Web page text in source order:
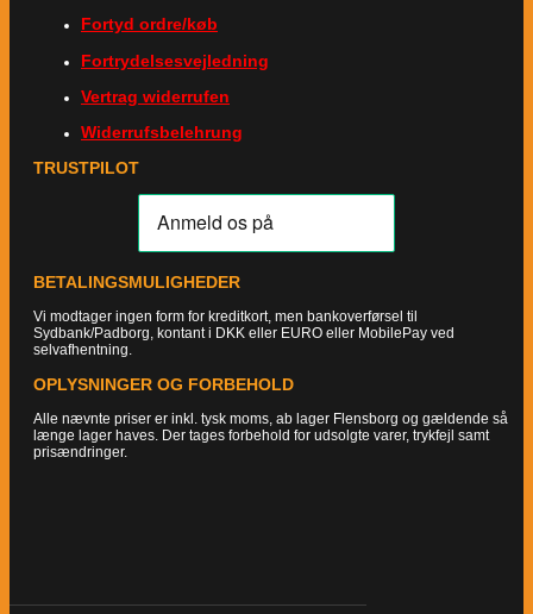
Fortyd ordre/køb
Fortrydelsesvejledning
Vertrag widerrufen
Widerrufsbelehrung
TRUSTPILOT
BETALINGSMULIGHEDER
Vi modtager ingen form for kreditkort, men bankoverførsel til
Sydbank/Padborg, kontant i DKK eller EURO eller MobilePay ved
selvafhentning.
OPLYSNINGER OG FORBEHOLD
Alle nævnte priser er inkl. tysk moms, ab lager Flensborg og gældende så
længe lager haves. Der tages forbehold for udsolgte varer, trykfejl samt
prisændringer.